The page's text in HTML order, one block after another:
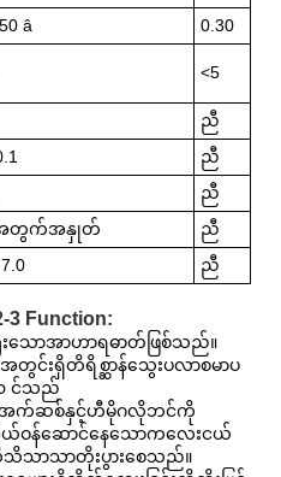
â
0.30
<5
ညီ
ညီ
ညီ
အတွက်အနှုတ်
ညီ
ညီ
3 Function:
းသောအာဟာရဓာတ်ဖြစ်သည်။
တွင်းရှိတိရိစ္ဆာန်သွေးပလာစမာပ
၀ င်သည်
းအက်ဆစ်နှင့်ဟီမိုဂလိုဘင်ကို
ယ်ဝန်ဆောင်နေသောကလေးငယ်
သိသိသာသာတိုးပွားစေသည်။